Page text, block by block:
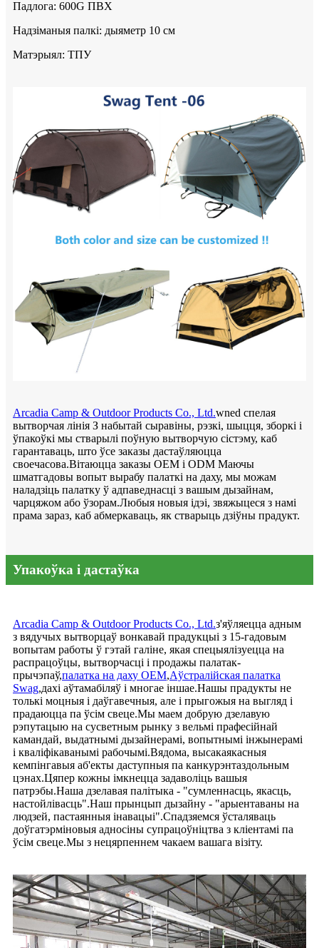
Падлога: 600G ПВХ
Надзіманыя палкі: дыяметр 10 см
Матэрыял: ТПУ
Arcadia Camp & Outdoor Products Co., Ltd.wned спелая
вытворчая лінія З набытай сыравіны, рэзкі, шыцця, зборкі і
ўпакоўкі мы стварылі поўную вытворчую сістэму, каб
гарантаваць, што ўсе заказы дастаўляюцца
своечасова.Вітаюцца заказы OEM і ODM Маючы
шматгадовы вопыт вырабу палаткі на даху, мы можам
наладзіць палатку ў адпаведнасці з вашым дызайнам,
чарцяжом або ўзорам.Любыя новыя ідэі, звяжыцеся з намі
прама зараз, каб абмеркаваць, як стварыць дзіўны прадукт.
Упакоўка і дастаўка
Arcadia Camp & Outdoor Products Co., Ltd.з'яўляецца адным
з вядучых вытворцаў вонкавай прадукцыі з 15-гадовым
вопытам работы ў гэтай галіне, якая спецыялізуецца на
распрацоўцы, вытворчасці і продажы палатак-
прычэпаў,палатка на даху OEM,Аўстралійская палатка
Swag,дахі аўтамабіляў і многае іншае.Нашы прадукты не
толькі моцныя і даўгавечныя, але і прыгожыя на выгляд і
прадаюцца па ўсім свеце.Мы маем добрую дзелавую
рэпутацыю на сусветным рынку з вельмі прафесійнай
камандай, выдатнымі дызайнерамі, вопытнымі інжынерамі
і кваліфікаванымі рабочымі.Вядома, высакаякасныя
кемпінгавыя аб'екты даступныя па канкурэнтаздольным
цэнах.Цяпер кожны імкнецца задаволіць вашыя
патрэбы.Наша дзелавая палітыка - "сумленнасць, якасць,
настойлівасць".Наш прынцып дызайну - "арыентаваны на
людзей, пастаянныя інавацыі".Спадзяемся ўсталяваць
доўгатэрміновыя адносіны супрацоўніцтва з кліентамі па
ўсім свеце.Мы з нецярпеннем чакаем вашага візіту.